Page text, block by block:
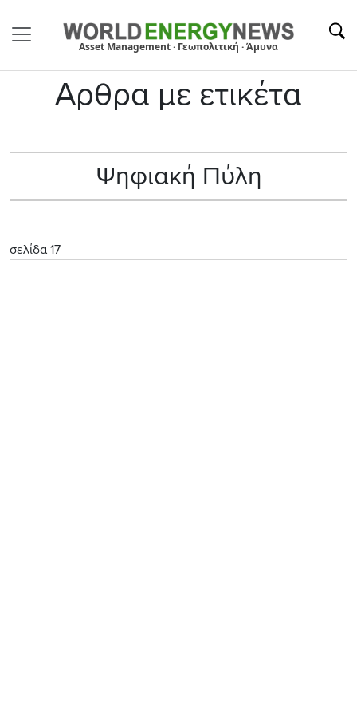
Asset Management · Γεωπολιτική · Άμυνα
Αρθρα με ετικέτα
Ψηφιακή Πύλη
σελίδα 17